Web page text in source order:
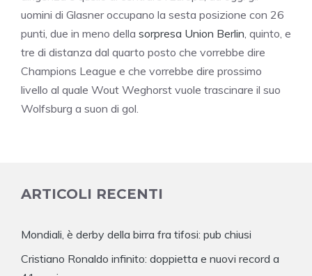
uomini di Glasner occupano la sesta posizione con 26
punti, due in meno della sorpresa Union Berlin, quinto, e
tre di distanza dal quarto posto che vorrebbe dire
Champions League e che vorrebbe dire prossimo
livello al quale Wout Weghorst vuole trascinare il suo
Wolfsburg a suon di gol.
ARTICOLI RECENTI
Mondiali, è derby della birra fra tifosi: pub chiusi
Cristiano Ronaldo infinito: doppietta e nuovi record a